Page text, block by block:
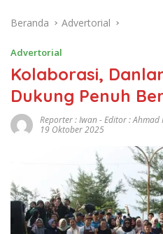
Beranda Advertorial
Advertorial
Kolaborasi,
Dukung Penuh
Reporter : Iwan - Editor : Ahmad
19 Oktober 2025